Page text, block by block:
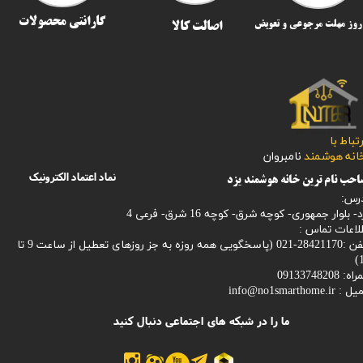
با
هوشمند نامبروان
بلوار جمهوری- کوچه شرق- کوچه 16 شرق- فرعی 4
تماس :
021 (
پاسخگویی همه روزه به جز روزهای تعطیل از ساعت 9 تا
09133748208
:
info@no1smarthome.ir
ما را در شبکه های اجتماعی دنبال کنید
نماد اعتماد الکترونیک
اصالت کالا گارانتی محصولات
نام ترین خانه هوشمند یزد